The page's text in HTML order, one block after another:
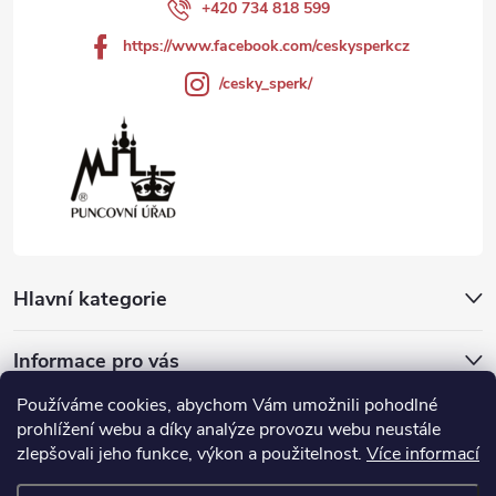
Používáme cookies, abychom Vám umožnili pohodlné
prohlížení webu a díky analýze provozu webu neustále
zlepšovali jeho funkce, výkon a použitelnost. Více informací
Hlavní kategorie
Informace pro vás
Přijímáme online platby
+420 734 818 599
https://www.facebook.com/ceskysperkcz
/cesky_sperk/